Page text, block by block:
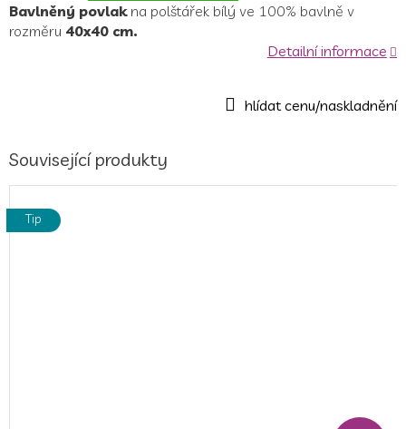
Bavlněný povlakna polštářek bílý ve 100% bavlně v
rozměru 40x40 cm.
Detailní informace
Související produkty
Tip